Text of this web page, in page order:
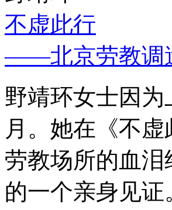
不虚此行
——北京劳教调
野靖环女士因为
月。她在《不
劳教场所的血
的一个亲身见